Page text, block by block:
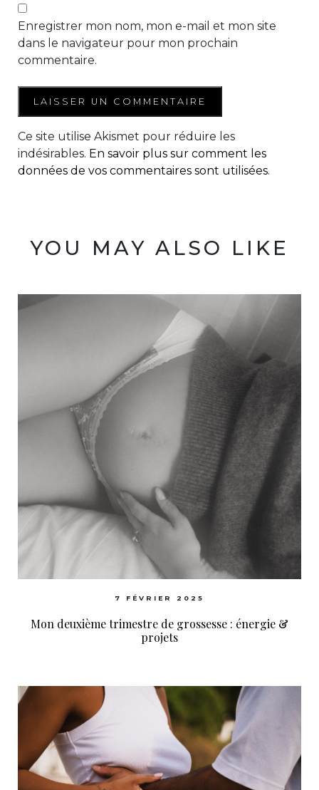
Enregistrer mon nom, mon e-mail et mon site
dans le navigateur pour mon prochain
commentaire.
Ce site utilise Akismet pour réduire les
indésirables. En savoir plus sur comment les
données de vos commentaires sont utilisées.
YOU MAY ALSO LIKE
7 FÉVRIER 2025
Mon deuxième trimestre de grossesse : énergie &
projets